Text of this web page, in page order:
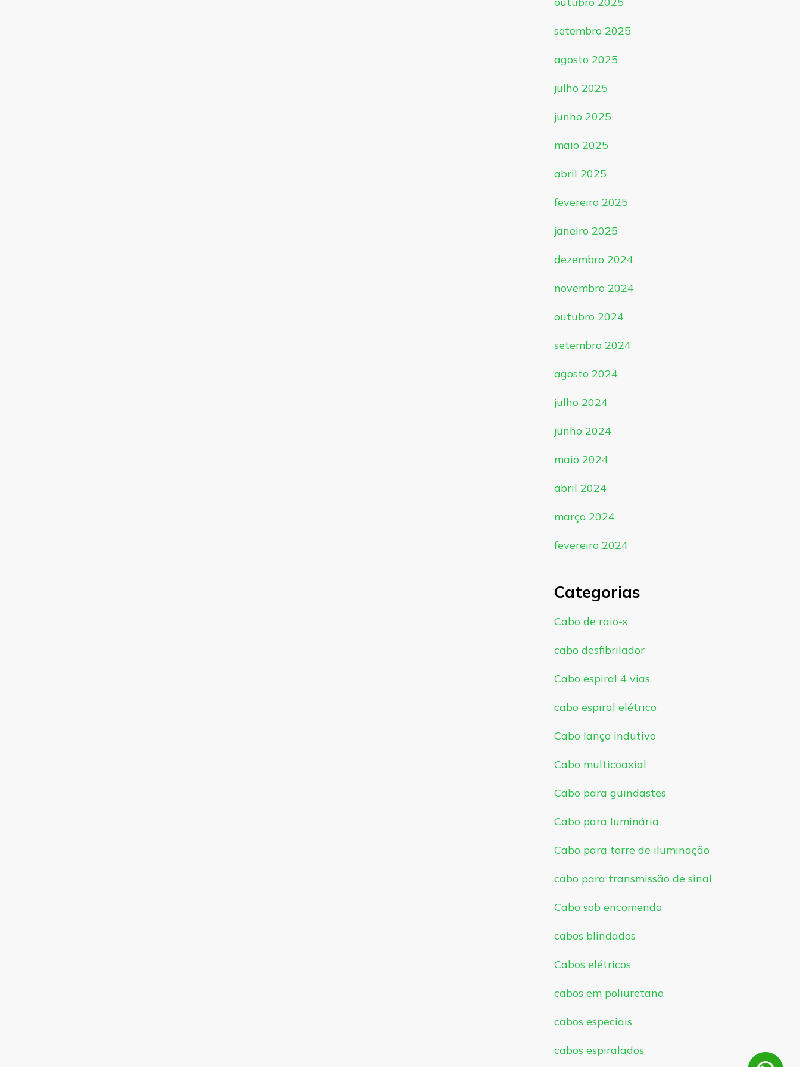
setembro 2025
agosto 2025
julho 2025
junho 2025
maio 2025
abril 2025
fevereiro 2025
janeiro 2025
dezembro 2024
novembro 2024
outubro 2024
setembro 2024
agosto 2024
julho 2024
junho 2024
maio 2024
abril 2024
março 2024
fevereiro 2024
Categorias
Cabo de raio-x
cabo desfibrilador
Cabo espiral 4 vias
cabo espiral elétrico
Cabo lanço indutivo
Cabo multicoaxial
Cabo para guindastes
Cabo para luminária
Cabo para torre de iluminação
cabo para transmissão de sinal
Cabo sob encomenda
cabos blindados
Cabos elétricos
cabos em poliuretano
cabos especiais
cabos espiralados